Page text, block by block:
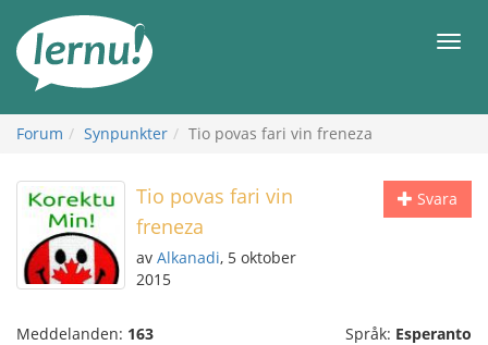
sidans
innehåll
Meny
Forum Synpunkter Tio povas fari vin freneza
Svara
Tio povas fari vin
freneza
av Alkanadi, 5 oktober
2015
Meddelanden: 163 Språk: Esperanto